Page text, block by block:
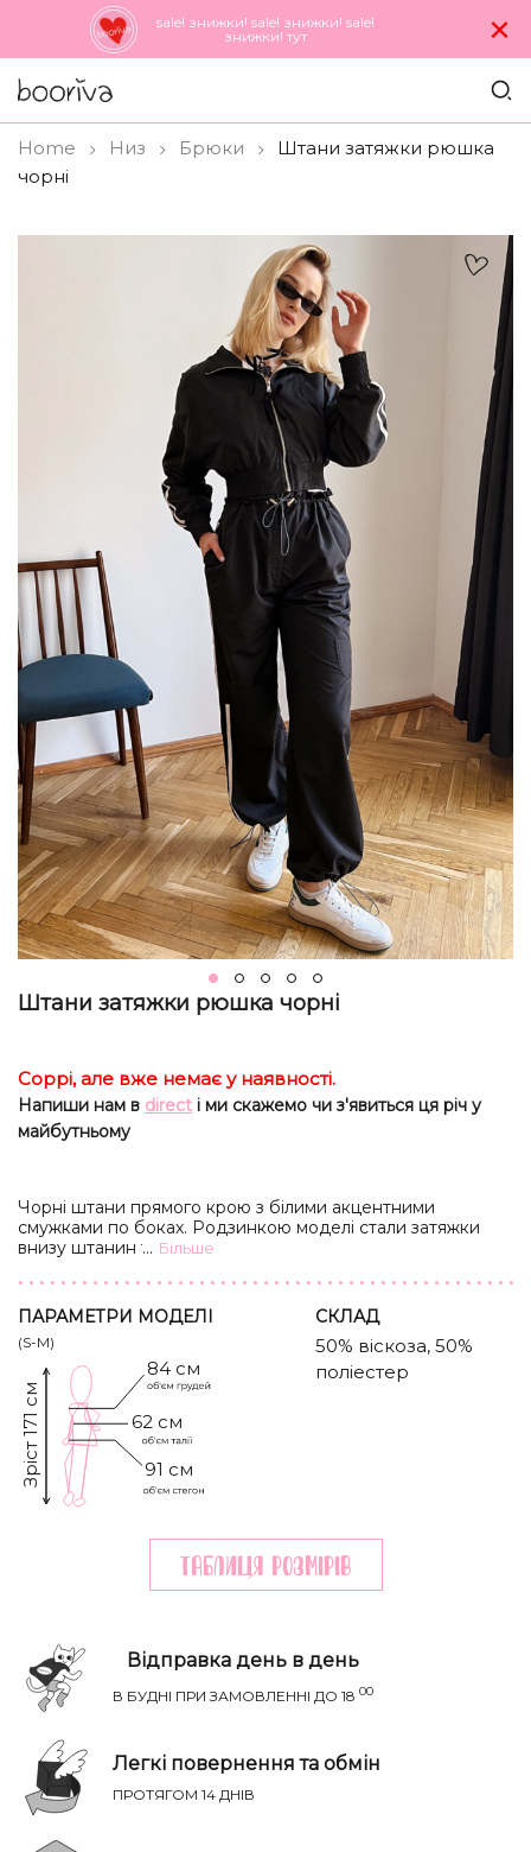
sale! знижки! sale! знижки! sale!
знижки! тут
×
Home Низ Брюки
Штани затяжки рюшка
чорні
Штани затяжки рюшка чорні
Соррі, але вже немає у наявності.
Напиши нам в direct і ми скажемо чи з'явиться ця річ у
майбутньому
Чорні штани прямого крою з білими акцентними
смужками по боках. Родзинкою моделі стали затяжки
внизу штанин та на поясі, завдяки яким змінюється
Також модель в наявності в бежевомукольорі.
... Бiльше
ПАРАМЕТРИ МОДЕЛІ
(S-M)
84 см
Зріст 171 см 62 см
91 см
CКЛАД
50% віскоза, 50%
поліестер
Таблиця розмiрiв
Відправка день в день
В БУДНІ ПРИ ЗАМОВЛЕННІ ДО 18 00
Легкі повернення та обмін
ПРОТЯГОМ 14 ДНІВ